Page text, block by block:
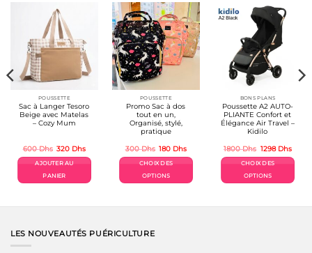
POUSSETTE
Sac à Langer Tesoro
Beige avec Matelas
– Cozy Mum
600Dhs Le
initial
était :
600 Dhs.
320 DhsLe
actuel
AJOUTER AU
PANIER
POUSSETTE
Promo Sac à dos
tout en un,
Organisé, stylé,
pratique
300Dhs Le
initial
était :
300 Dhs.
180 DhsLe
actuel
CHOIX DES
OPTIONS
a
BONS PLANS
Poussette A2 AUTO-
PLIANTE Confort et
Élégance Air Travel –
Kidilo
1800Dhs Le
initial
était :
1800 Dhs.
1298 DhsLe
CHOIX DES
OPTIONS
a
LES NOUVEAUTÉS PUÉRICULTURE